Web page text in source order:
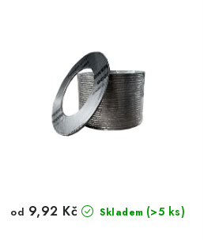
Skladem (>5 ks)
od 9,92 Kč